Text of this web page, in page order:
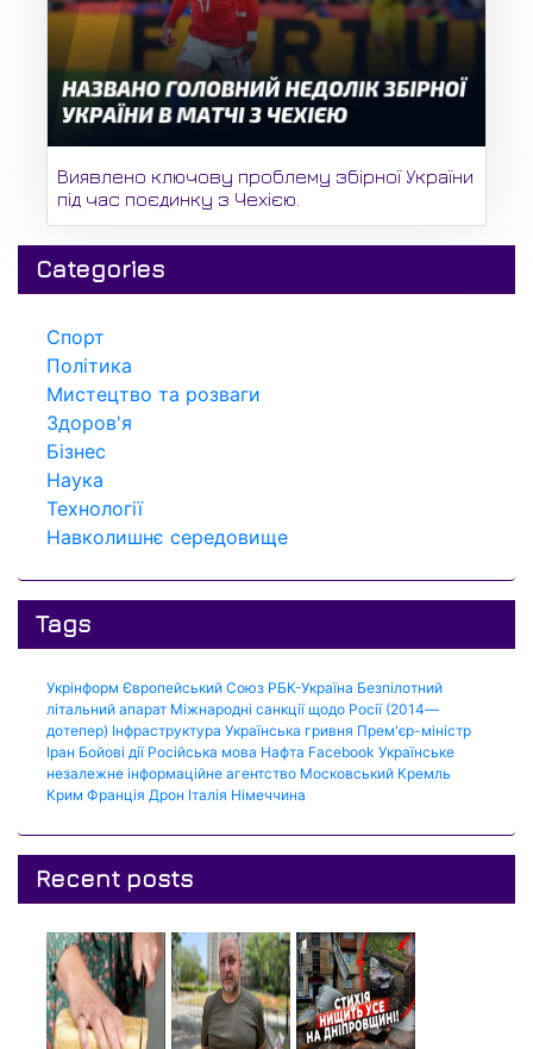
Виявлено ключову проблему збірної України
під час поєдинку з Чехією.
Categories
Спорт
Політика
Мистецтво та розваги
Здоров'я
Бізнес
Наука
Технології
Навколишнє середовище
Tags
Укрінформ Європейський Союз РБК-Україна Безпілотний
літальний апарат Міжнародні санкції щодо Росії (2014—
дотепер) Інфраструктура Українська гривня Прем'єр-міністр
Іран Бойові дії Російська мова Нафта Facebook Українське
незалежне інформаційне агентство Московський Кремль
Крим Франція Дрон Італія Німеччина
Recent posts